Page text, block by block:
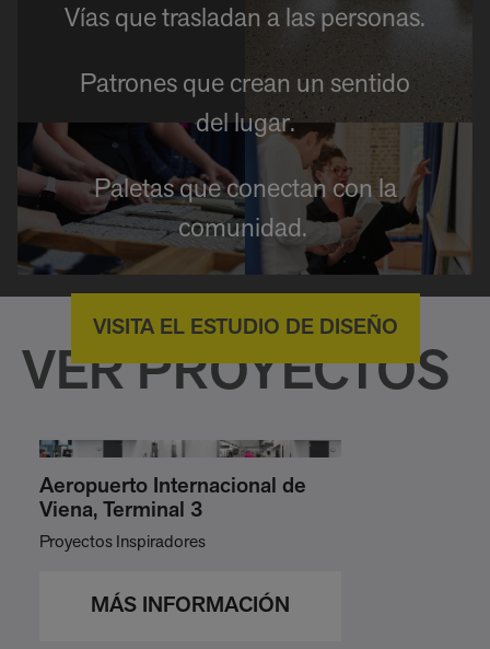
Vías que trasladan a las personas.
Patrones que crean un sentido
del lugar.
Paletas que conectan con la
comunidad.
VISITA EL ESTUDIO DE DISEÑO
VER PROYECTOS
Aeropuerto Internacional de
Viena, Terminal 3
Proyectos Inspiradores
MÁS INFORMACIÓN